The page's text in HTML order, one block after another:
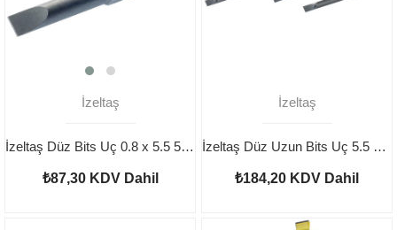
İzeltaş
İzeltaş Düz Bits Uç 0.8 x 5.5 50 mm
₺87,30 KDV Dahil
İzeltaş
İzeltaş Düz Uzun Bits Uç 5.5 150 mm
₺184,20 KDV Dahil